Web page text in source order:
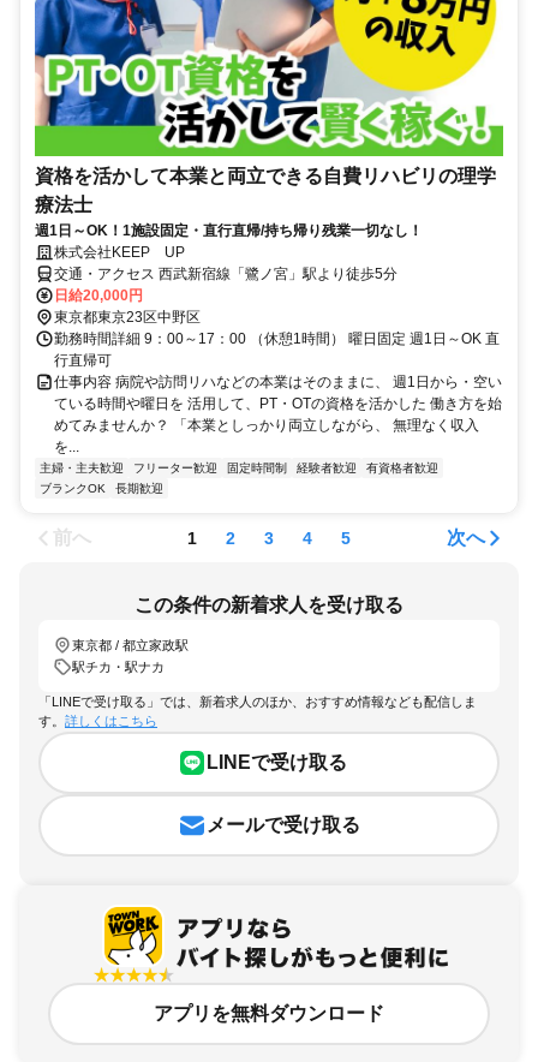
資格を活かして本業と両立できる自費リハビリの理学
療法士
週1日～OK！1施設固定・直行直帰/持ち帰り残業一切なし！
株式会社KEEP UP
交通・アクセス 西武新宿線「鷺ノ宮」駅より徒歩5分
日給20,000円
東京都東京23区中野区
勤務時間詳細 9：00～17：00 （休憩1時間） 曜日固定 週1日～OK 直
行直帰可
仕事内容 病院や訪問リハなどの本業はそのままに、 週1日から・空い
ている時間や曜日を 活用して、PT・OTの資格を活かした 働き方を始
めてみませんか？ 「本業としっかり両立しながら、 無理なく収入
を...
主婦・主夫歓迎 フリーター歓迎 固定時間制 経験者歓迎
有資格者歓迎
ブランクOK
長期歓迎
前へ 1 2 3 4 5 次へ
この条件の新着求人を受け取る
東京都 / 都立家政駅
駅チカ・駅ナカ
「LINEで受け取る」では、新着求人のほか、おすすめ情報なども配信しま
す。 詳しくはこちら
LINEで受け取る
メールで受け取る
アプリを無料ダウンロード